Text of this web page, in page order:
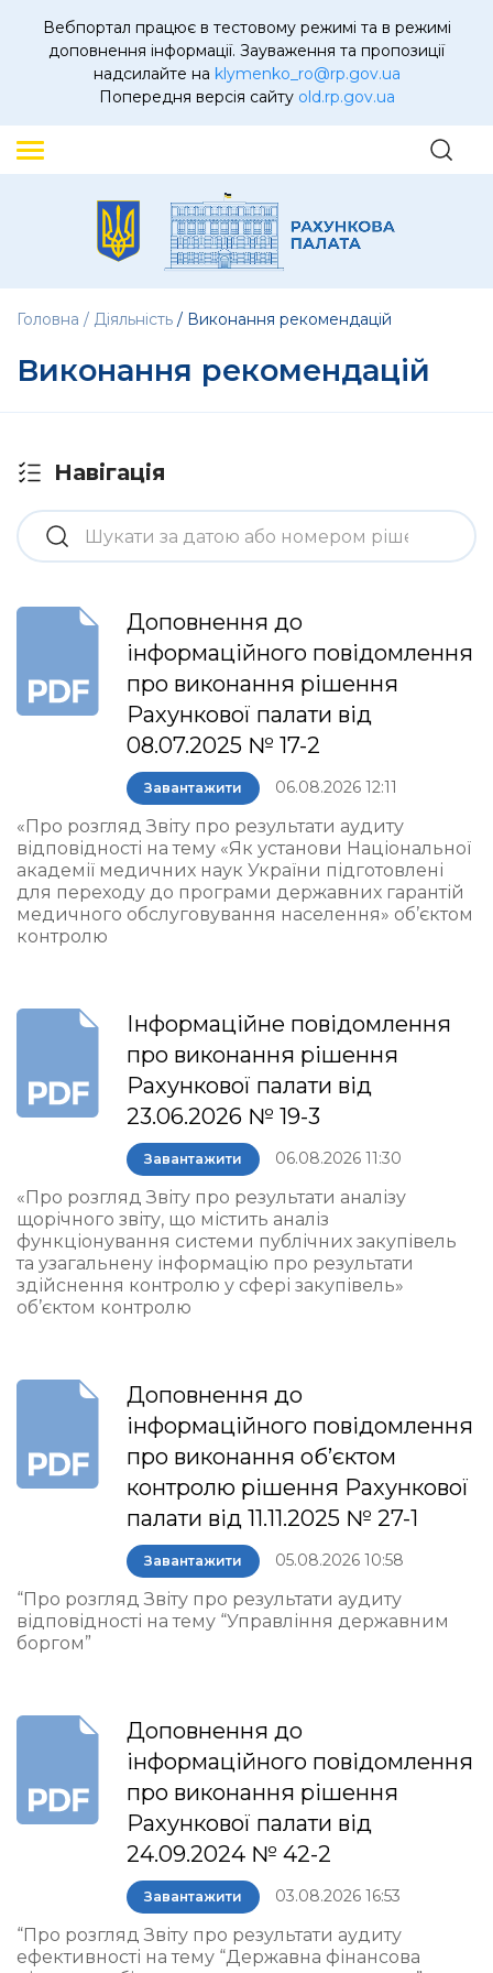
Вебпортал працює в тестовому режимі та в режимі
доповнення інформації. Зауваження та пропозиції
надсилайте на klymenko_ro@rp.gov.ua
Попередня версія сайту old.rp.gov.ua
Головна Діяльність Виконання рекомендацій
Виконання рекомендацій
Навігація
Доповнення до
інформаційного повідомлення
про виконання рішення
Рахункової палати від
08.07.2025 № 17-2
Завантажити 06.08.2026 12:11
«Про розгляд Звіту про результати аудиту
відповідності на тему «Як установи Національної
академії медичних наук України підготовлені
для переходу до програми державних гарантій
медичного обслуговування населення» об’єктом
контролю
Інформаційне повідомлення
про виконання рішення
Рахункової палати від
23.06.2026 № 19-3
Завантажити 06.08.2026 11:30
«Про розгляд Звіту про результати аналізу
щорічного звіту, що містить аналіз
функціонування системи публічних закупівель
та узагальнену інформацію про результати
здійснення контролю у сфері закупівель»
об’єктом контролю
Доповнення до
інформаційного повідомлення
про виконання об’єктом
контролю рішення Рахункової
палати від 11.11.2025 № 27-1
Завантажити 05.08.2026 10:58
“Про розгляд Звіту про результати аудиту
відповідності на тему “Управління державним
боргом”
Доповнення до
інформаційного повідомлення
про виконання рішення
Рахункової палати від
24.09.2024 № 42-2
Завантажити 03.08.2026 16:53
“Про розгляд Звіту про результати аудиту
ефективності на тему “Державна фінансова